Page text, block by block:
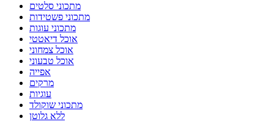
מתכוני סלטים
מתכוני פשטידות
מתכוני עוגות
אוכל דיאטטי
אוכל צמחוני
אוכל טבעוני
אפייה
מרקים
עוגיות
מתכוני שוקולד
ללא גלוטן